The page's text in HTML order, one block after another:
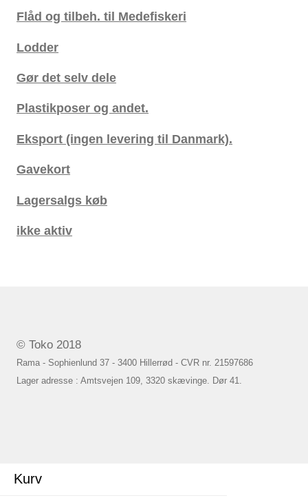
Flåd og tilbeh. til Medefiskeri
Lodder
Gør det selv dele
Plastikposer og andet.
Eksport (ingen levering til Danmark).
Gavekort
Lagersalgs køb
ikke aktiv
© Toko 2018
Rama - Sophienlund 37 - 3400 Hillerrød - CVR nr. 21597686
Lager adresse : Amtsvejen 109, 3320 skævinge. Dør 41.
Kurv